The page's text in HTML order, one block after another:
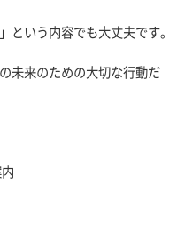
という内容でも大丈夫です。
未来のための大切な行動だ